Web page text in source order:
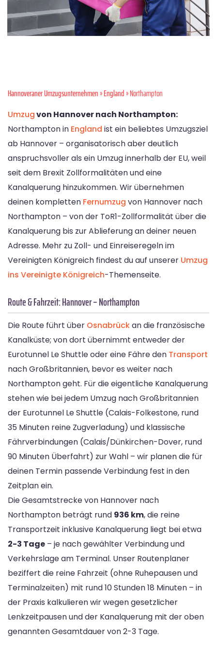
Hannoveraner Umzugsunternehmen»England» Northampton
Umzugvon Hannover nach Northampton:
Northampton in England ist ein beliebtes Umzugsziel
ab Hannover – organisatorisch aber deutlich
anspruchsvoller als ein Umzug innerhalb der EU, weil
seit dem Brexit Zollformalitäten und eine
Kanalquerung hinzukommen. Wir übernehmen
deinen kompletten Fernumzug von Hannover nach
Northampton – von der ToR1-Zollformalität über die
Kanalquerung bis zur Ablieferung an deiner neuen
Adresse. Mehr zu Zoll- und Einreiseregeln im
Vereinigten Königreich findest du auf unserer Umzug
ins Vereinigte Königreich-Themenseite.
Route & Fahrzeit: Hannover – Northampton
Die Route führt über Osnabrückan die französische
Kanalküste; von dort übernimmt entweder der
Eurotunnel Le Shuttle oder eine Fähre den Transport
nach Großbritannien, bevor es weiter nach
Northampton geht. Für die eigentliche Kanalquerung
stehen wie bei jedem Umzug nach Großbritannien
der Eurotunnel Le Shuttle (Calais-Folkestone, rund
35 Minuten reine Zugverladung) und klassische
Fährverbindungen (Calais/Dünkirchen-Dover, rund
90 Minuten Überfahrt) zur Wahl – wir planen die für
deinen Termin passende Verbindung fest in den
Zeitplan ein.
Die Gesamtstrecke von Hannover nach
Northampton beträgt rund 936 km, die reine
Transportzeit inklusive Kanalquerung liegt bei etwa
2-3 Tage – je nach gewählter Verbindung und
Verkehrslage am Terminal. Unser Routenplaner
beziffert die reine Fahrzeit (ohne Ruhepausen und
Terminalzeiten) mit rund 10 Stunden 18 Minuten – in
der Praxis kalkulieren wir wegen gesetzlicher
Lenkzeitpausen und der Kanalquerung mit der oben
genannten Gesamtdauer von 2-3 Tage.